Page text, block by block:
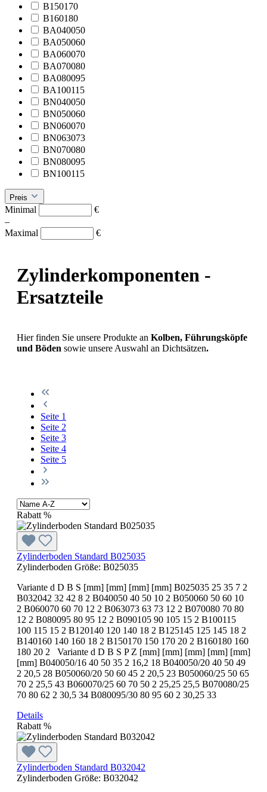
B150170
B160180
BA040050
BA050060
BA060070
BA070080
BA080095
BA100115
BN040050
BN050060
BN060070
BN063073
BN070080
BN080095
BN100115
Preis
Minimal
€
–
Maximal
€
Zylinderkomponenten -
Ersatzteile
Hier finden Sie unsere Produkte an Kolben, Führungsköpfe
und Böden sowie unsere Auswahl an Dichtsätzen.
Seite 1
Seite 2
Seite 3
Seite 4
Seite 5
Rabatt %
Zylinderboden Standard B025035
Zylinderboden Größe: B025035
Variante d D B S [mm] [mm] [mm] [mm] B025035 25 35 7 2
B032042 32 42 8 2 B040050 40 50 10 2 B050060 50 60 10
2 B060070 60 70 12 2 B063073 63 73 12 2 B070080 70 80
12 2 B080095 80 95 12 2 B090105 90 105 15 2 B100115
100 115 15 2 B120140 120 140 18 2 B125145 125 145 18 2
B140160 140 160 18 2 B150170 150 170 20 2 B160180 160
180 20 2 Variante d D B S P Z [mm] [mm] [mm] [mm] [mm]
[mm] B040050/16 40 50 35 2 16,2 18 B040050/20 40 50 49
2 20,5 28 B050060/20 50 60 45 2 20,5 23 B050060/25 50 65
70 2 25,5 43 B060070/25 60 70 50 2 25,25 25,5 B070080/25
70 80 62 2 30,5 34 B080095/30 80 95 60 2 30,25 33
Details
Rabatt %
Zylinderboden Standard B032042
Zylinderboden Größe: B032042